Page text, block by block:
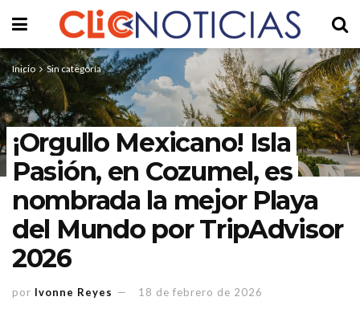
Inicio Sin categoría
¡Orgullo Mexicano! Isla
Pasión, en Cozumel, es
nombrada la mejor Playa
del Mundo por TripAdvisor
2026
por Ivonne Reyes 18 de febrero de 2026